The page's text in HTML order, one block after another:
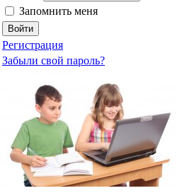
Запомнить меня
Регистрация
Забыли свой пароль?